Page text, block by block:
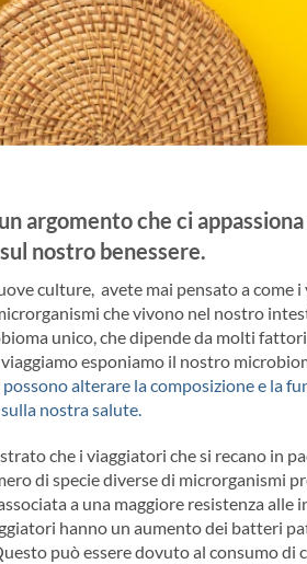
argomento che ci
nostro benessere.
culture, avete mai pensato a
che vivono nel nostro
unico, che dipende da molti
esponiamo il nostro
alterare la composizione e la
nostra salute.
che i viaggiatori che si recano in
di specie diverse di microrganismi
a una maggiore resistenza
hanno un aumento dei batteri
può essere dovuto al consumo di